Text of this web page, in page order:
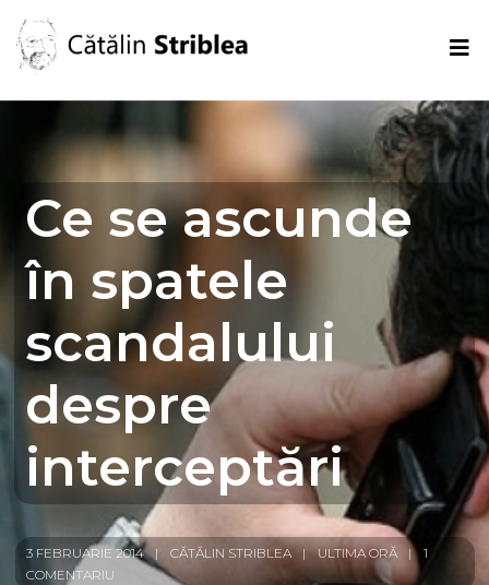
Ce se ascunde
în spatele
scandalului
despre
interceptări
3 FEBRUARIE 2014 CĂTĂLIN STRIBLEA ULTIMA ORĂ
1
COMENTARIU